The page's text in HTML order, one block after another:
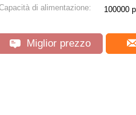
di alimentazione: 100000
Miglior prezzo